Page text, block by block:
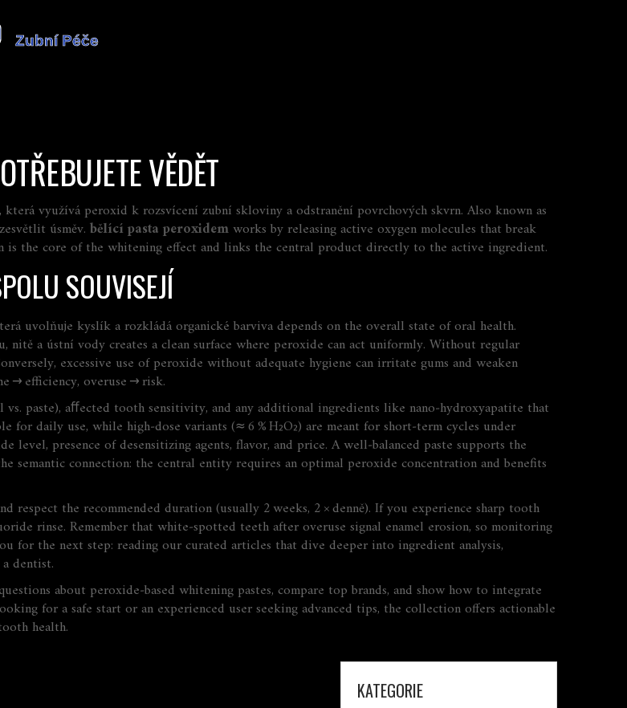
VĚDĚT
která využívá peroxid k rozsvícení zubní skloviny a odstranění povrchových skvrn. Also known as
úsměv. bělící pasta peroxidemworks by releasing active oxygen molecules that break
is the core of the whitening effect and links the central product directly to the active ingredient.
SOUVISEJÍ
uvolňuje kyslík a rozkládá organické barvivadepends on the overall state of oral health.
nitě a ústní vodycreates a clean surface where peroxide can act uniformly. Without regular
excessive use of peroxide without adequate hygiene can irritate gums and weaken
→ efficiency, overuse → risk.
paste), aﬀected tooth sensitivity, and any additional ingredients like nano‑hydroxyapatite that
for daily use, while high‑dose variants (≈ 6 % H₂O₂) are meant for short‑term cycles under
presence of desensitizing agents, flavor, and price. A well‑balanced paste supports the
connection: the central entity requires an optimal peroxide concentration and benefits
respect the recommended duration (usually 2 weeks, 2 × denně). If you experience sharp tooth
rinse. Remember that white‑spotted teeth after overuse signal enamel erosion, so monitoring
for the next step: reading our curated articles that dive deeper into ingredient analysis,
dentist.
about peroxide‑based whitening pastes, compare top brands, and show how to integrate
for a safe start or an experienced user seeking advanced tips, the collection offers actionable
health.
KATEGORIE